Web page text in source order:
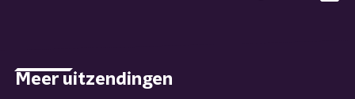
Meer uitzendingen